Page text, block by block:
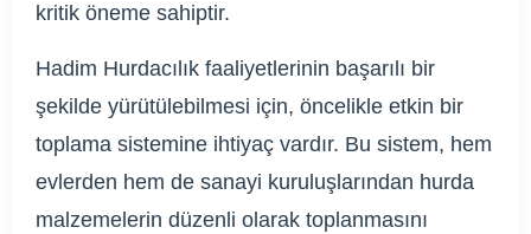
kritik öneme sahiptir.
Hadim Hurdacılık faaliyetlerinin başarılı bir
şekilde yürütülebilmesi için, öncelikle etkin bir
toplama sistemine ihtiyaç vardır. Bu sistem, hem
evlerden hem de sanayi kuruluşlarından hurda
malzemelerin düzenli olarak toplanmasını